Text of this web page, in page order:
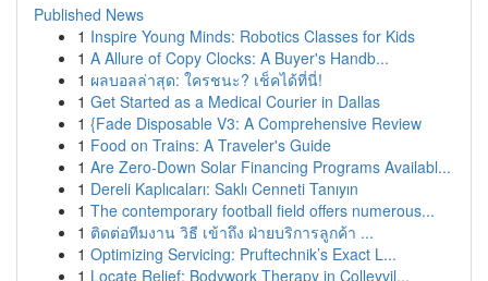
Published News
1 Inspire Young Minds: Robotics Classes for Kids
1 A Allure of Copy Clocks: A Buyer's Handb...
1 ผลบอลล่าสุด: ใครชนะ? เช็คได้ที่นี่!
1 Get Started as a Medical Courier in Dallas
1 {Fade Disposable V3: A Comprehensive Review
1 Food on Trains: A Traveler's Guide
1 Are Zero-Down Solar Financing Programs Availabl...
1 Dereli Kaplıcaları: Saklı Cenneti Tanıyın
1 The contemporary football field offers numerous...
1 ติดต่อทีมงาน วิธี เข้าถึง ฝ่ายบริการลูกค้า ...
1 Optimizing Servicing: Pruftechnik’s Exact L...
1 Locate Relief: Bodywork Therapy in Colleyvil...